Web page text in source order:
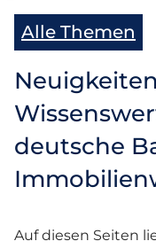
Alle Themen
deutsche
Auf diesen Seiten